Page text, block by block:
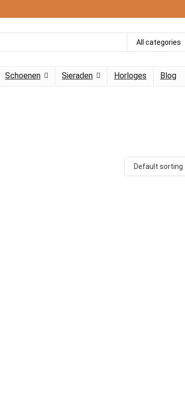
All categories
Schoenen Sieraden Horloges Blog
Default sorting